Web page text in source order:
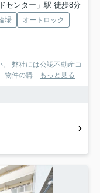
センター」駅 徒歩8分
場
オートロック
コ
物件の購... もっと見る